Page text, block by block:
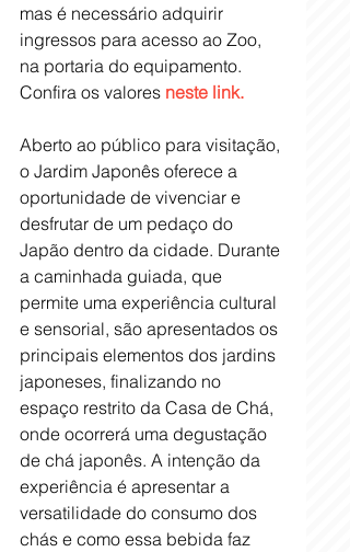
mas é necessário adquirir
ingressos para acesso ao Zoo,
na portaria do equipamento.
Confira os valores neste link.
Aberto ao público para visitação,
o Jardim Japonês oferece a
oportunidade de vivenciar e
desfrutar de um pedaço do
Japão dentro da cidade. Durante
a caminhada guiada, que
permite uma experiência cultural
e sensorial, são apresentados os
principais elementos dos jardins
japoneses, finalizando no
espaço restrito da Casa de Chá,
onde ocorrerá uma degustação
de chá japonês. A intenção da
experiência é apresentar a
versatilidade do consumo dos
chás e como essa bebida faz